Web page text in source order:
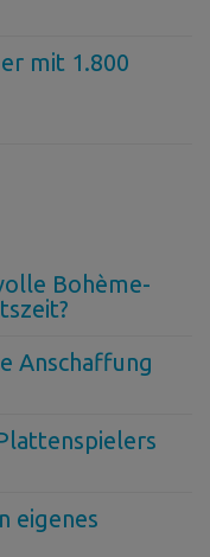
mit 1.800
Bohème-
Anschaffung
eigenes